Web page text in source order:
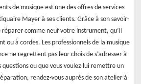
de musique est une des offres de services
Mayer à ses clients. Grâce à son savoir-
réparer comme neuf votre instrument, qu’il
ou à cordes. Les professionnels de la musique
ne regrettent pas leur chois de s’adresser à
questions ou que vous voulez lui remettre un
rendez-vous auprès de son atelier à